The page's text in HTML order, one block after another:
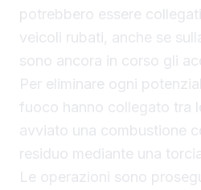
potrebbero essere
veicoli rubati, anche se
sono ancora in corso gli
Per eliminare ogni
fuoco hanno collegato tra
avviato una combustione
residuo mediante una
Le operazioni sono